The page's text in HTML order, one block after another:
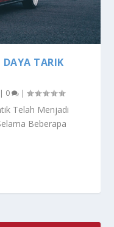
TARIK
| 0 |
Telah Menjadi
Beberapa